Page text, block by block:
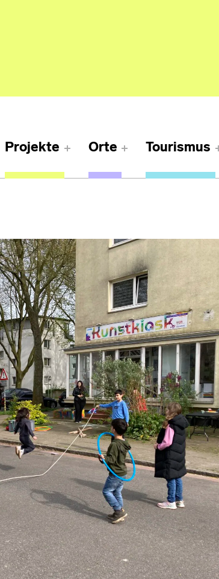
Projekte Orte Tourismus